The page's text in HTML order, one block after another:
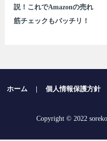
説！これでAmazonの売れ
筋チェックもバッチリ！
ホーム 個人情報保護方針
Copyright © 2022